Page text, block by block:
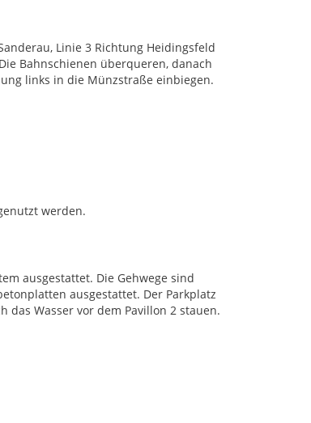
Linie 3 Richtung Heidingsfeld
Bahnschienen überqueren, danach
links in die Münzstraße einbiegen.
werden.
ausgestattet. Die Gehwege sind
ausgestattet. Der Parkplatz
das Wasser vor dem Pavillon 2 stauen.